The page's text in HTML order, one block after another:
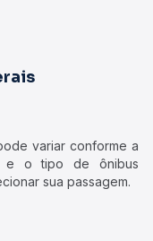
variar conforme a
e o tipo de ônibus
sua passagem.